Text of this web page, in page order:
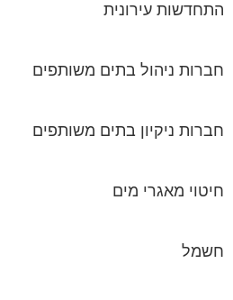
התחדשות עירונית
חברות ניהול בתים משותפים
חברות ניקיון בתים משותפים
חיטוי מאגרי מים
חשמל